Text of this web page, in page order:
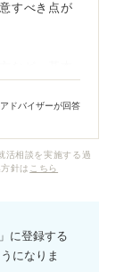
すべき点が
など、基本
ど、事前に
るためのコ
ドバイザーが回答
活相談を実施する過
針は こちら
に登録する
になりま